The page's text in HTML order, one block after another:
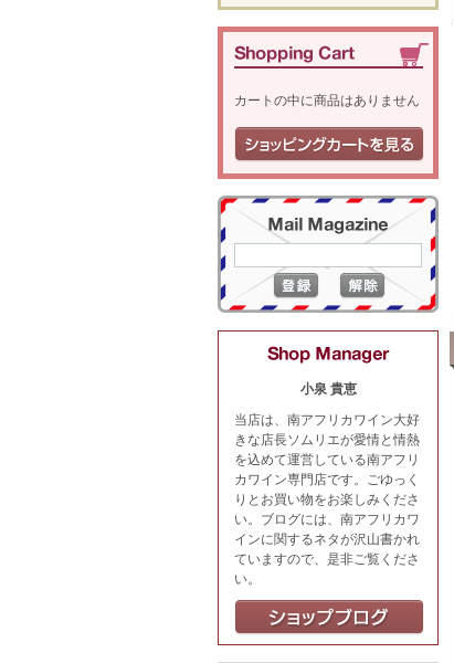
カートの中に商品はありません
小泉 貴恵
当店は、南アフリカワイン大好
きな店長ソムリエが愛情と情熱
を込めて運営している南アフリ
カワイン専門店です。ごゆっく
りとお買い物をお楽しみくださ
い。ブログには、南アフリカワ
インに関するネタが沢山書かれ
ていますので、是非ご覧くださ
い。